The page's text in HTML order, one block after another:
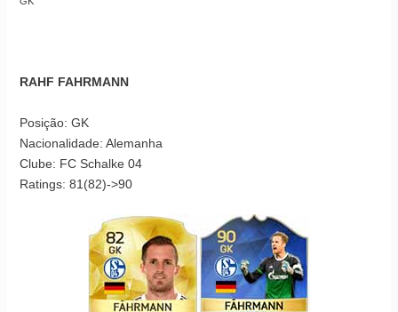
RAHF FAHRMANN
Posição: GK
Nacionalidade: Alemanha
Clube: FC Schalke 04
Ratings: 81(82)->90